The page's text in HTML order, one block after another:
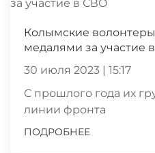
Колымские
медалями за участие
30 июля 2023 | 15:17
С прошлого года их
линии фронта
ПОДРОБНЕЕ